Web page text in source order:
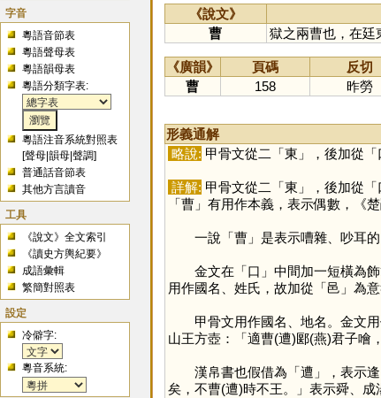
字音
粵語音節表
粵語聲母表
粵語韻母表
粵語分類字表:
粵語注音系統對照表
[聲母 |韻母 |聲調]
普通話音節表
其他方言讀音
工具
《說文》全文索引
《讀史方輿紀要》
成語彙輯
繁簡對照表
設定
冷僻字:
粵音系統:
《說文》
曹
獄之兩曹也，在廷
《廣韻》 頁碼 反切
曹
158 昨勞
形義通解
略說: 甲骨文從二「東 」，後加從「
詳解: 甲骨文從二「東 」，後加從「
「曹」有用作本義，表示偶數，《
一說「曹」是表示嘈雜、吵耳
金文在「口 」中間加一短橫為
用作國名、姓氏，故加從「邑 」為意
甲骨文用作國名、地名。金文用
山王方壺：「適曹(遭)郾(燕)君子噲
漢帛書也假借為「遭 」，表示
矣，不曹(遭)時不王。」表示舜、成